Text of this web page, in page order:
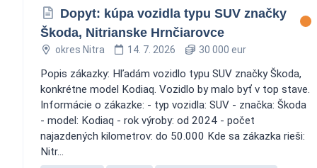
Dopyt: kúpa vozidla typu SUV značky
Škoda, Nitrianske Hrnčiarovce
okres Nitra 14. 7. 2026 30 000 eur
Popis zákazky: Hľadám vozidlo typu SUV značky Škoda,
konkrétne model Kodiaq. Vozidlo by malo byť v top stave.
Informácie o zákazke: - typ vozidla: SUV - značka: Škoda
- model: Kodiaq - rok výroby: od 2024 - počet
najazdených kilometrov: do 50.000 Kde sa zákazka rieši:
Nitr...